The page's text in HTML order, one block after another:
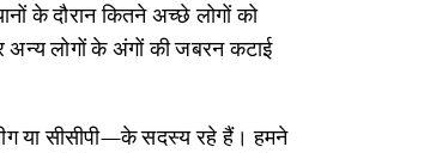
के दौरान कितने अच्छे लोगों को
अन्य लोगों के अंगों की जबरन कटाई
या सीसीपी—के सदस्य रहे हैं। हमने